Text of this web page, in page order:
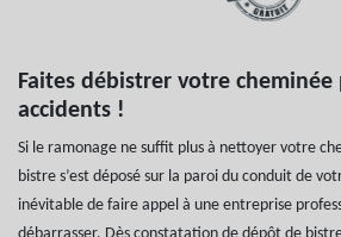
Faites débistrer votre
accidents !
Si le ramonage ne suffit plus à nettoyer votre
bistre s’est déposé sur la paroi du conduit de
inévitable de faire appel à une entreprise